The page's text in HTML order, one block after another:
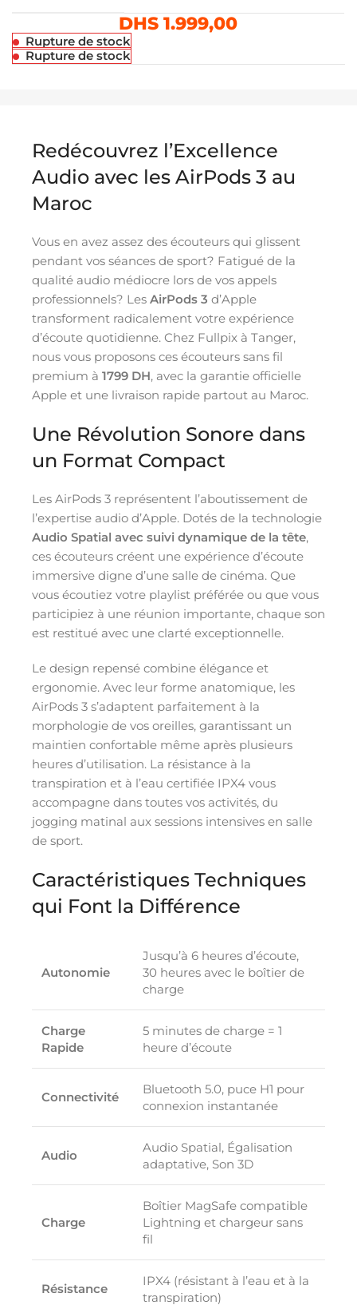
DHS 1.999,00
Rupture de stock
Rupture de stock
Redécouvrez l’Excellence
Audio avec les AirPods 3 au
Maroc
Vous en avez assez des écouteurs qui glissent
pendant vos séances de sport? Fatigué de la
qualité audio médiocre lors de vos appels
professionnels? Les AirPods 3 d’Apple
transforment radicalement votre expérience
d’écoute quotidienne. Chez Fullpix à Tanger,
nous vous proposons ces écouteurs sans fil
premium à 1799 DH, avec la garantie officielle
Apple et une livraison rapide partout au Maroc.
Une Révolution Sonore dans
un Format Compact
Les AirPods 3 représentent l’aboutissement de
l’expertise audio d’Apple. Dotés de la technologie
Audio Spatial avec suivi dynamique de la tête,
ces écouteurs créent une expérience d’écoute
immersive digne d’une salle de cinéma. Que
vous écoutiez votre playlist préférée ou que vous
participiez à une réunion importante, chaque son
est restitué avec une clarté exceptionnelle.
Le design repensé combine élégance et
ergonomie. Avec leur forme anatomique, les
AirPods 3 s’adaptent parfaitement à la
morphologie de vos oreilles, garantissant un
maintien confortable même après plusieurs
heures d’utilisation. La résistance à la
transpiration et à l’eau certifiée IPX4 vous
accompagne dans toutes vos activités, du
jogging matinal aux sessions intensives en salle
de sport.
Caractéristiques Techniques
qui Font la Différence
Autonomie
Jusqu’à 6 heures d’écoute,
30 heures avec le boîtier de
charge
Charge
Rapide
5 minutes de charge = 1
heure d’écoute
Connectivité
Bluetooth 5.0, puce H1 pour
connexion instantanée
Audio
Audio Spatial, Égalisation
adaptative, Son 3D
Charge
Boîtier MagSafe compatible
Lightning et chargeur sans
fil
Résistance
IPX4 (résistant à l’eau et à la
transpiration)